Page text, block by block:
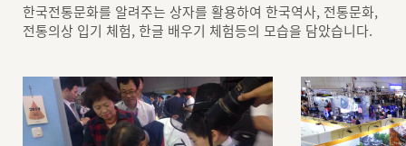
한국전통문화를 알려주는 상자를 활용하여 한국역사, 전통문화,
전통의상 입기 체험, 한글 배우기 체험등의 모습을 담았습니다.